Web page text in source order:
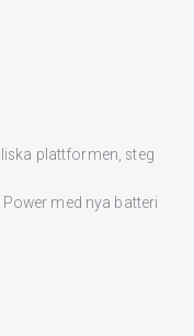
plattformen, steg
med nya batteri